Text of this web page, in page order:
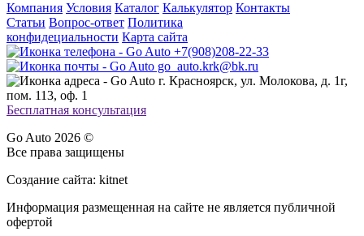
Компания Условия Каталог Калькулятор Контакты
Статьи Вопрос-ответ Политика
конфидециальности Карта сайта
+7(908)208-22-33
go_auto.krk@bk.ru
г. Красноярск, ул. Молокова, д. 1г,
пом. 113, оф. 1
Бесплатная консультация
Go Auto 2026 ©
Все права защищены
Создание сайта: kitnet
Информация размещенная на сайте не является публичной
офертой